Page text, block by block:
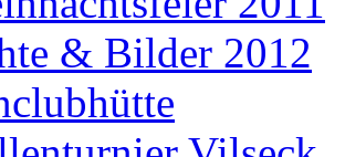
& Bilder 2012